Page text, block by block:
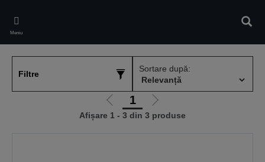
main
content
Meniu
Filtre
Sortare după:
Mergi
la
1
Mergi
la
Afișare 1 - 3 din 3 produse